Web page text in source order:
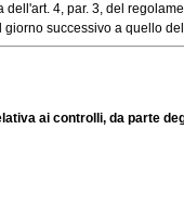
4, par. 3, del
successivo a quello
ai controlli, da parte